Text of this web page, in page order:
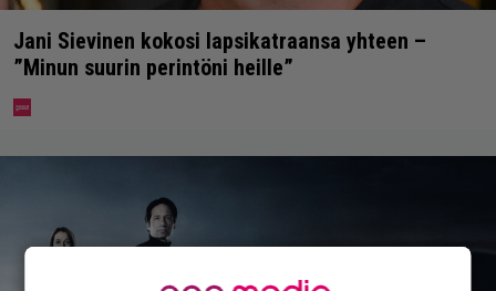
Jani Sievinen kokosi lapsikatraansa yhteen –
”Minun suurin perintöni heille”